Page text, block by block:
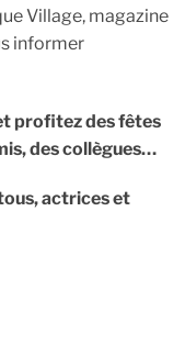
Village, magazine
informer
profitez des fêtes
des collègues…
actrices et